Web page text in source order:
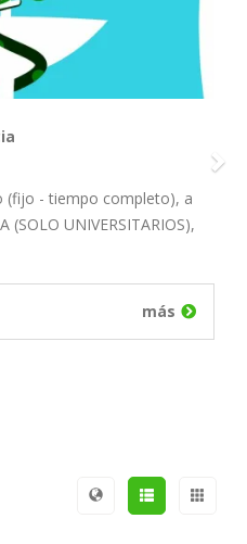
(fijo - tiempo completo), a
(SOLO UNIVERSITARIOS),
más